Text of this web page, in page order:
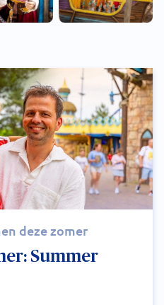
deze zomer
Summer